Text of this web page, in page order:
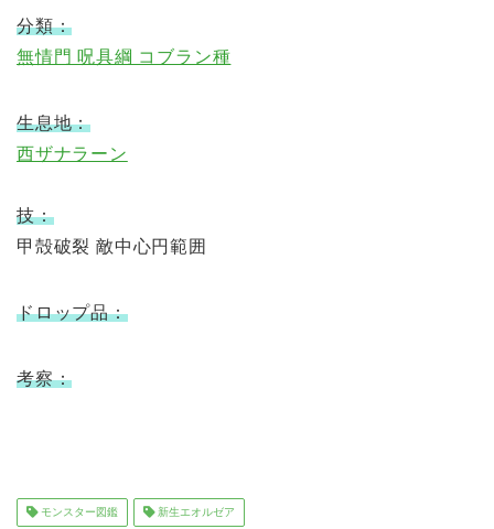
分類：
無情門 呪具綱 コブラン種
生息地：
西ザナラーン
技：
甲殻破裂 敵中心円範囲
ドロップ品：
考察：
モンスター図鑑 新生エオルゼア